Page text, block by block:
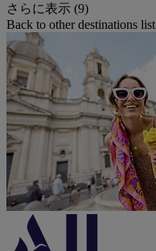
さらに表示 (9)
Back to other destinations list